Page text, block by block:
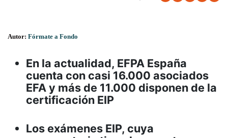
Autor: Fórmate a Fondo
En la actualidad, EFPA España
cuenta con casi 16.000 asociados
EFA y más de 11.000 disponen de la
certificación EIP
Los exámenes EIP, cuya